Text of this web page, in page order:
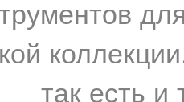
так есть и